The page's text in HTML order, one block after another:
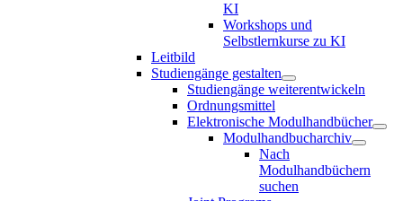
KI
Workshops und
Selbstlernkurse zu KI
Leitbild
Studiengänge gestalten
Studiengänge weiterentwickeln
Ordnungsmittel
Elektronische Modulhandbücher
Modulhandbucharchiv
Nach
Modulhandbüchern
suchen